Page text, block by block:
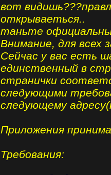
вот
открываеться..
таньте
Внимание, для всех
Сейчас у вас есть
единственный в
странички
следующими
следующему
Приложения
Требования: